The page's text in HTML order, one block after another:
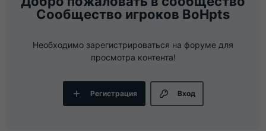
Сообщество игроков BoHpts
Необходимо зарегистрироваться на форуме для
просмотра контента!
Вход
Регистрация